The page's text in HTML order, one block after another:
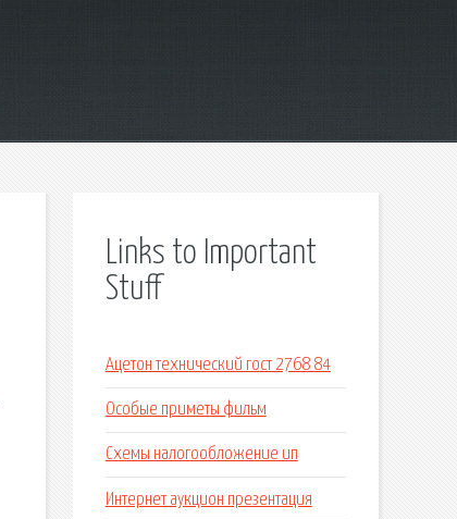
Links to Important
Stuff
Ацетон технический гост 2768 84
Особые приметы фильм
Схемы налогообложение ип
Интернет аукцион презентация